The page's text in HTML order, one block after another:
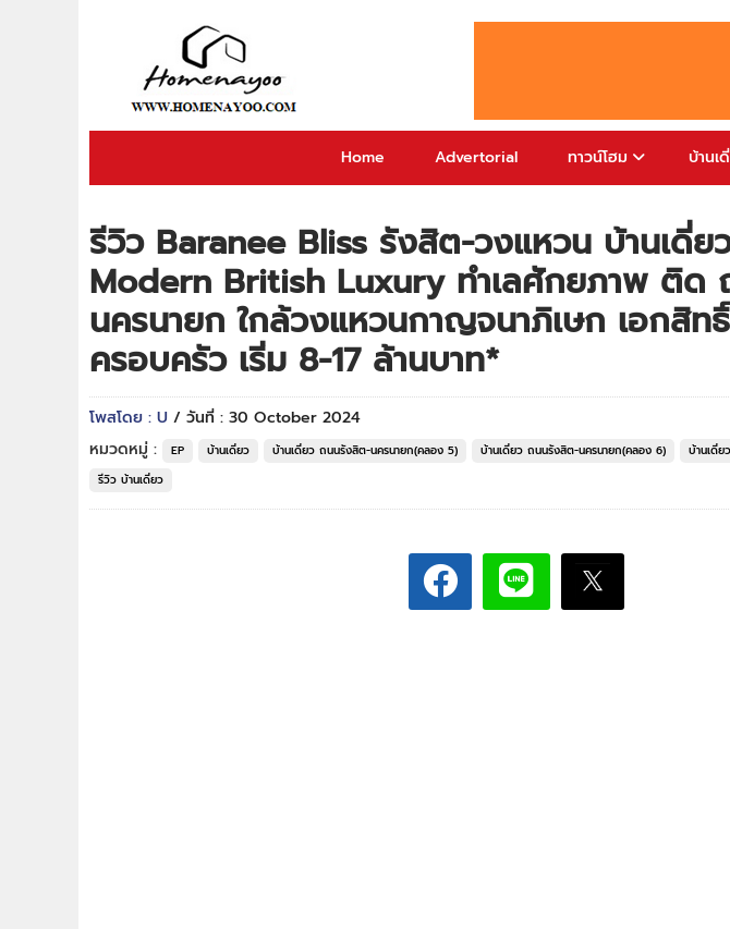
Home Advertorial ทาวน์โฮม บ้านเ
รีวิว Baranee Bliss รังสิต-วงแหวน บ้านเดี่ย
Modern British Luxury ทำเลศักยภาพ ติด
นครนายก ใกล้วงแหวนกาญจนาภิเษก เอกสิท
ครอบครัว เริ่ม 8-17 ล้านบาท*
โพสโดย : U / วันที่ : 30 October 2024
หมวดหมู่ :
EP บ้านเดี่ยว บ้านเดี่ยว ถนนรังสิต-นครนายก(คลอง 5) บ้านเดี่ยว ถนนรังสิต-นครนายก(คลอง 6) บ้านเดี่ย
รีวิว บ้านเดี่ยว